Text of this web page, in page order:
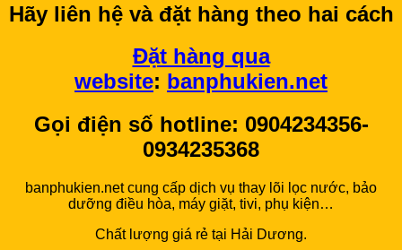
Hãy liên hệ và đặt hàng theo hai cách
Đặt hàng qua
website: banphukien.net
Gọi điện số hotline: 0904234356-
0934235368
banphukien.net cung cấp dịch vụ thay lõi lọc nước, bảo
dưỡng điều hòa, máy giặt, tivi, phụ kiện…
Chất lượng giá rẻ tại Hải Dương.